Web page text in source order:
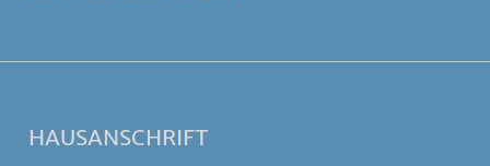
HAUSANSCHRIFT